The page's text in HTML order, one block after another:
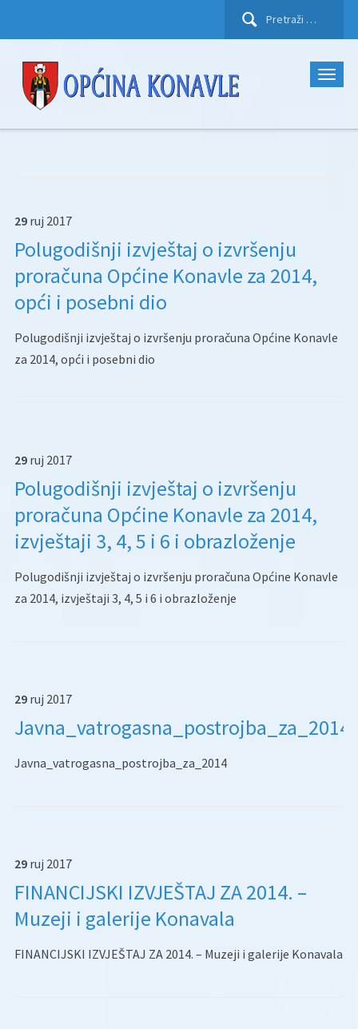
Pretraži:
29 ruj 2017
Polugodišnji izvještaj o izvršenju
proračuna Općine Konavle za 2014,
opći i posebni dio
Polugodišnji izvještaj o izvršenju proračuna Općine Konavle
za 2014, opći i posebni dio
29 ruj 2017
Polugodišnji izvještaj o izvršenju
proračuna Općine Konavle za 2014,
izvještaji 3, 4, 5 i 6 i obrazloženje
Polugodišnji izvještaj o izvršenju proračuna Općine Konavle
za 2014, izvještaji 3, 4, 5 i 6 i obrazloženje
29 ruj 2017
Javna_vatrogasna_postrojba_za_2014
Javna_vatrogasna_postrojba_za_2014
29 ruj 2017
FINANCIJSKI IZVJEŠTAJ ZA 2014. –
Muzeji i galerije Konavala
FINANCIJSKI IZVJEŠTAJ ZA 2014. – Muzeji i galerije Konavala